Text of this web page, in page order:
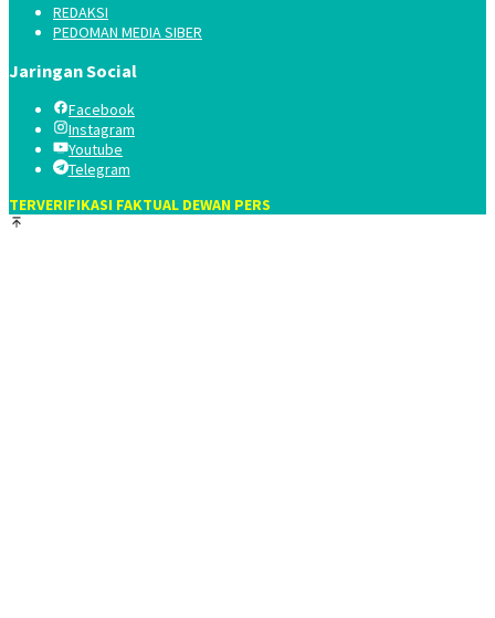
REDAKSI
PEDOMAN MEDIA SIBER
Jaringan Social
Facebook
Instagram
Youtube
Telegram
TERVERIFIKASI FAKTUAL DEWAN PERS